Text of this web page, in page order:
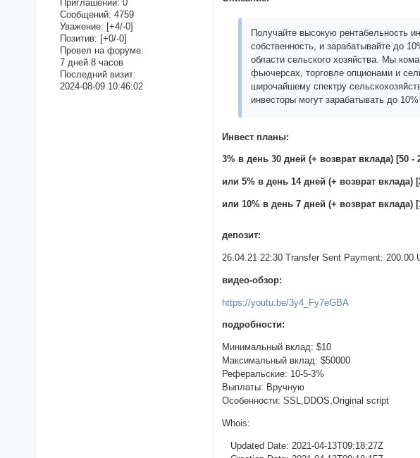
Приглашений: 0
Сообщений: 4759
Уважение: [+4/-0]
Позитив: [+0/-0]
Провел на форуме:
7 дней 8 часов
Последний визит:
2024-08-09 10:46:02
Получайте высокую рентабельность
собственность, и зарабатывайте до
области сельского хозяйства. Мы
фьючерсах, торговле опционами и
широчайшему спектру
инвесторы могут зарабатывать до
Инвест планы:
3% в день 30 дней (+ возврат вклада) [50 -
или 5% в день 14 дней (+ возврат вклада)
или 10% в день 7 дней (+ возврат вклада)
депозит:
26.04.21 22:30 Transfer Sent Payment: 200.00
видео-обзор:
https://youtu.be/3y4_Fy7eGBA
подробности:
Минимальный вклад: $10
Максимальный вклад: $50000
Реферальские: 10-5-3%
Выплаты: Вручную
Особенности: SSL,DDOS,Original script
Whois:
Updated Date: 2021-04-13T09:18:27Z